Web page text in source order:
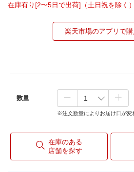
在庫有り[2〜5日で出荷]（土日祝を除く
楽天市場のアプリで
数量
※注文数量によりお届け日が変
在庫のある
店舗を探す